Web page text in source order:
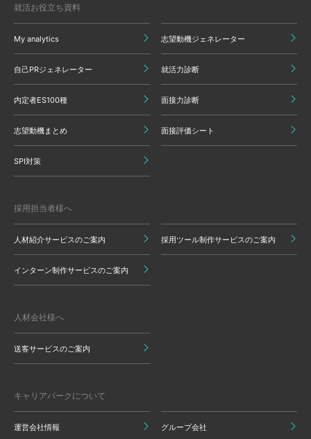
就活お役立ち資料
My analytics 志望動機ジェネレーター
自己PRジェネレーター 就活力診断
内定者ES100種 面接力診断
志望動機まとめ 面接評価シート
SPI対策
採用担当者様へ
人材紹介サービスのご案内 採用ツール制作サービスのご案内
インターン制作サービスのご案内
人材会社様へ
送客サービスのご案内
キャリアパークについて
運営会社情報 グループ会社